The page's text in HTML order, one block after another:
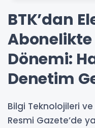
BTK’dan
Dönemi:
Denetim
Bilgi Teknolojileri
Resmi Gazete’de